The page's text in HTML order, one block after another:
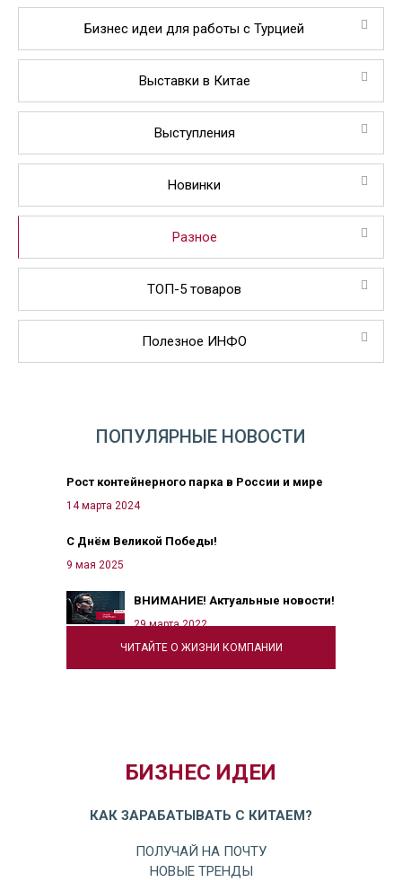
Бизнес идеи для работы с Турцией
Выставки в Китае
Выступления
Новинки
Разное
ТОП-5 товаров
Полезное ИНФО
ЧИТАЙТЕ О ЖИЗНИ КОМПАНИИ
ПОПУЛЯРНЫЕ НОВОСТИ
Рост контейнерного парка в России и мире
14 марта 2024
С Днём Великой Победы!
9 мая 2025
ВНИМАНИЕ! Актуальные новости!
29 марта 2022
БИЗНЕС ИДЕИ
КАК ЗАРАБАТЫВАТЬ С КИТАЕМ?
ПОЛУЧАЙ НА ПОЧТУ
НОВЫЕ ТРЕНДЫ